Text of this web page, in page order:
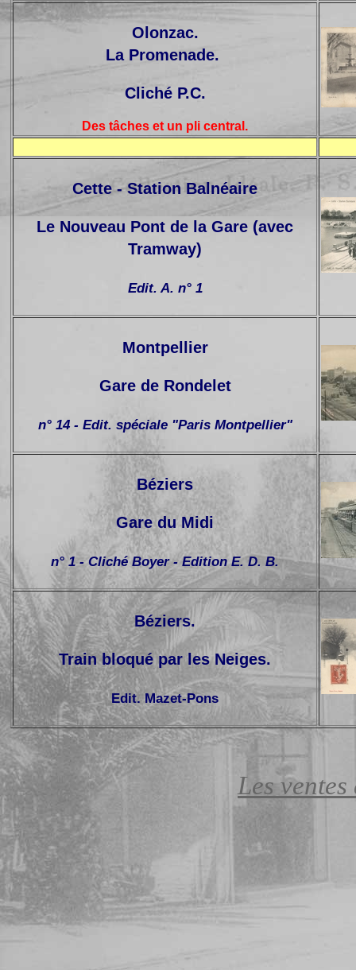
Olonzac.
La Promenade.
Cliché P.C.
Des tâches et un pli central.
Cette - Station Balnéaire
Le Nouveau Pont de la Gare (avec
Tramway)
Edit. A. n° 1
Montpellier
Gare de Rondelet
n° 14 - Edit. spéciale "Paris Montpellier"
Béziers
Gare du Midi
n° 1 - Cliché Boyer - Edition E. D. B.
Béziers.
Train bloqué par les Neiges.
Edit. Mazet-Pons
Les